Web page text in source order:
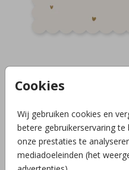
Cookies
Wij gebruiken cookies en
betere gebruikerservaring
onze prestaties te
mediadoeleinden (het